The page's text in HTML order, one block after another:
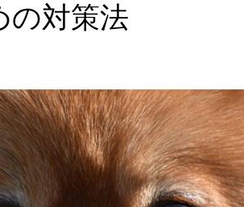
の対策法